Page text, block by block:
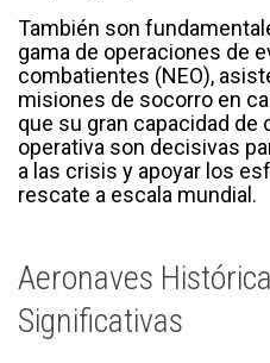
También son
gama de operaciones de
combatientes (NEO),
misiones de socorro en
que su gran capacidad de
operativa son decisivas
a las crisis y apoyar los
rescate a escala mundial.
Aeronaves
Significativas